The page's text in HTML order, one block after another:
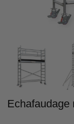
Echafaudage